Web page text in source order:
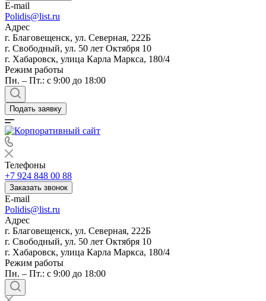
E-mail
Polidis@list.ru
Адрес
г. Благовещенск, ул. Северная, 222Б
г. Свободный, ул. 50 лет Октября 10
г. Хабаровск, улица Карла Маркса, 180/4
Режим работы
Пн. – Пт.: с 9:00 до 18:00
Подать заявку
Телефоны
+7 924 848 00 88
Заказать звонок
E-mail
Polidis@list.ru
Адрес
г. Благовещенск, ул. Северная, 222Б
г. Свободный, ул. 50 лет Октября 10
г. Хабаровск, улица Карла Маркса, 180/4
Режим работы
Пн. – Пт.: с 9:00 до 18:00